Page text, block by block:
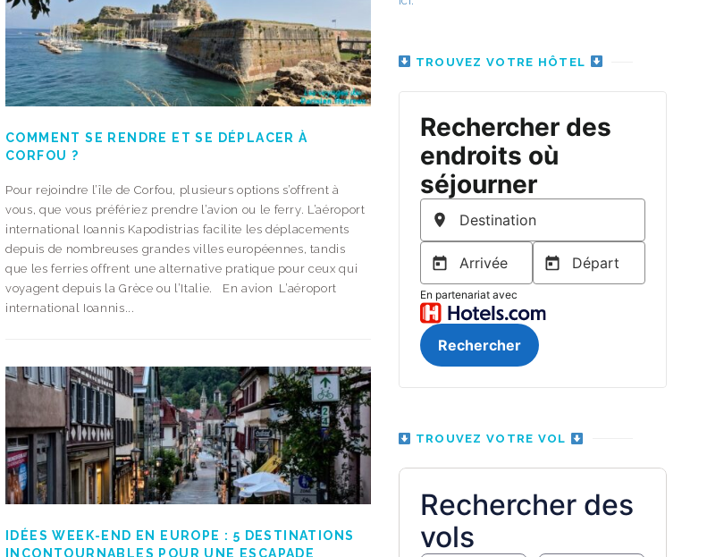
COMMENT SE RENDRE ET SE DÉPLACER À
CORFOU ?
Pour rejoindre l’île de Corfou, plusieurs options s’offrent à
vous, que vous préfériez prendre l’avion ou le ferry. L’aéroport
international Ioannis Kapodistrias facilite les déplacements
depuis de nombreuses grandes villes européennes, tandis
que les ferries offrent une alternative pratique pour ceux qui
voyagent depuis la Grèce ou l’Italie. En avion L’aéroport
international Ioannis...
IDÉES WEEK-END EN EUROPE : 5 DESTINATIONS
INCONTOURNABLES POUR UNE ESCAPADE
TROUVEZ VOTRE HÔTEL
TROUVEZ VOTRE VOL